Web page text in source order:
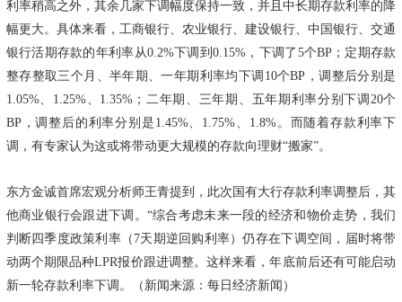
利率稍高之外，其余几家下调幅度保持一致，并且中长期存款利率的降
幅更大。具体来看，工商银行、农业银行、建设银行、中国银行、交通
银行活期存款的年利率从0.2%下调到0.15%，下调了5个BP；定期存款
整存整取三个月、半年期、一年期利率均下调10个BP，调整后分别是
1.05%、1.25%、1.35%；二年期、三年期、五年期利率分别下调20个
BP，调整后的利率分别是1.45%、1.75%、1.8%。而随着存款利率下
调，有专家认为这或将带动更大规模的存款向理财“搬家”。
东方金诚首席宏观分析师王青提到，此次国有大行存款利率调整后，其
他商业银行会跟进下调。“综合考虑未来一段的经济和物价走势，我们
判断四季度政策利率（7天期逆回购利率）仍存在下调空间，届时将带
动两个期限品种LPR报价跟进调整。这样来看，年底前后还有可能启动
新一轮存款利率下调。（新闻来源：每日经济新闻）